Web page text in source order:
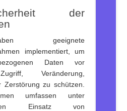
der
geeignete
implementiert, um
Daten vor
Veränderung,
Zerstörung zu schützen.
umfassen unter
Einsatz von